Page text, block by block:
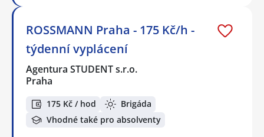
ROSSMANN Praha - 175 Kč/h -
týdenní vyplácení
Agentura STUDENT s.r.o.
Praha
175 Kč / hod
Brigáda
Vhodné také pro absolventy